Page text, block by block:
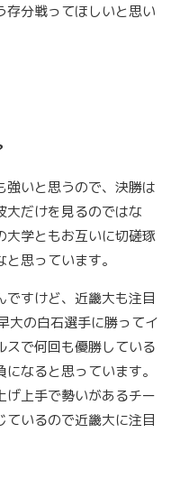
存分戦ってほしいと思い
強いと思うので、決勝は
大だけを見るのではな
大学ともお互いに切磋琢
思っています。
ですけど、近畿大も注目
大の白石選手に勝ってイ
スで何回も優勝している
なると思っています。
げ上手で勢いがあるチー
いるので近畿大に注目